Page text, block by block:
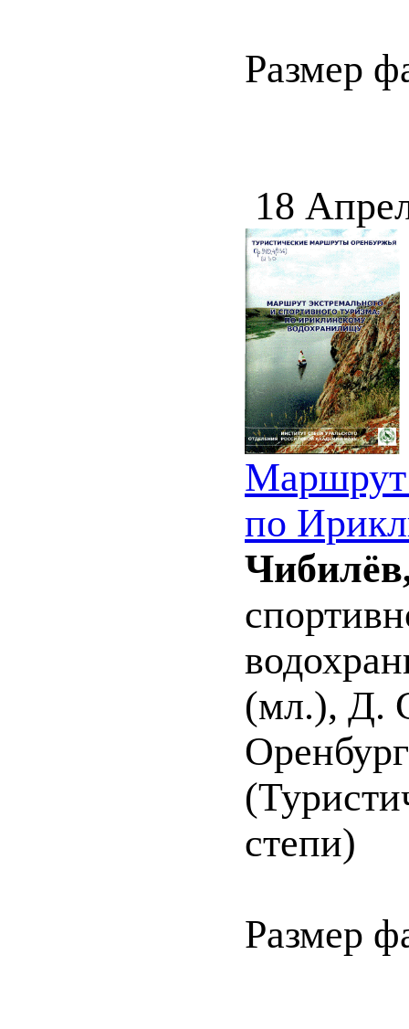
Размер
18
Маршрут
по
(мл.), Д.
степи)
Размер